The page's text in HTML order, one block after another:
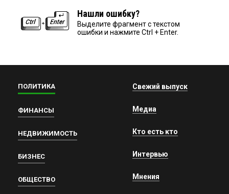
Нашли ошибку?
Выделите фрагмент с текстом
ошибки и нажмите Ctrl + Enter.
ПОЛИТИКА
ФИНАНСЫ
НЕДВИЖИМОСТЬ
БИЗНЕС
ОБЩЕСТВО
Свежий выпуск
Медиа
Кто есть кто
Интервью
Мнения